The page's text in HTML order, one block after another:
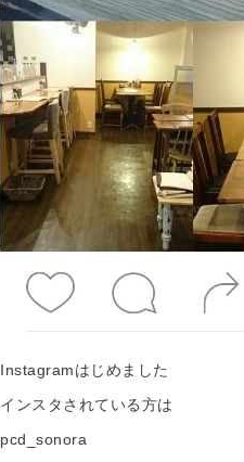
Instagramはじめました
インスタされている方は
pcd_sonora